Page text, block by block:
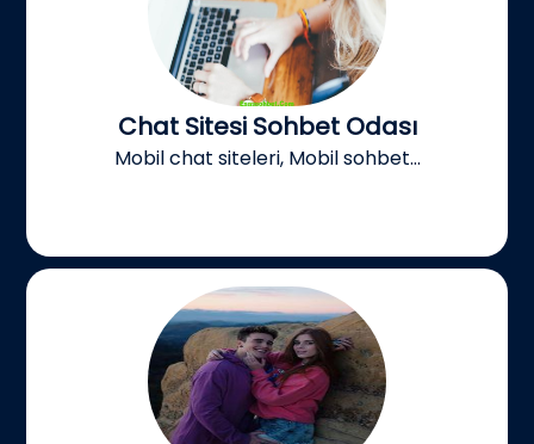
Chat Sitesi Sohbet Odası
Mobil chat siteleri, Mobil sohbet...